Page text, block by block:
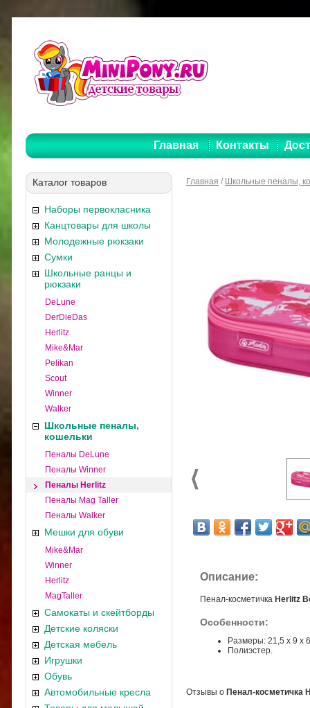
Главная Контакты
Каталог товаров
Наборы первокласника
Канцтовары для школы
Молодежные рюкзаки
Сумки
Школьные ранцы и
рюкзаки
DeLune
DerDieDas
Herlitz
Mike&Mar
Pelikan
Scout
Winner
Walker
Школьные пеналы,
кошельки
Пеналы DeLune
Пеналы Winner
Пеналы Herlitz
Пеналы Mag Taller
Пеналы Walker
Мешки для обуви
Mike&Mar
Winner
Herlitz
MagTaller
Самокаты и скейтборды
Детские коляски
Детская мебель
Игрушки
Обувь
Автомобильные кресла
Главная / Школьные пеналы,
Описание:
Пенал-косметичка Herlitz
Особенности:
Размеры: 21,5 х 9 х
Полиэстер.
Отзывы о Пенал-косметичка